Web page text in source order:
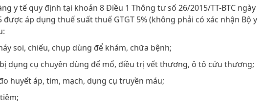
y tế quy định tại khoản 8 Điều 1 Thông tư số 26/2015/TT-BTC ngày
được áp dụng thuế suất thuế GTGT 5% (không phải có xác nhận Bộ y
soi, chiếu, chụp dùng để khám, chữa bệnh;
dụng cụ chuyên dùng để mổ, điều trị vết thương, ô tô cứu thương;
huyết áp, tim, mạch, dụng cụ truyền máu;